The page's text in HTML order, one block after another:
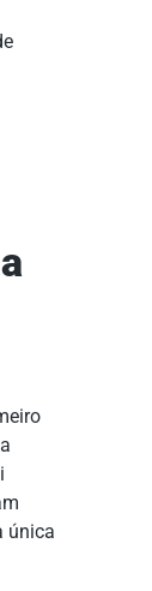
única